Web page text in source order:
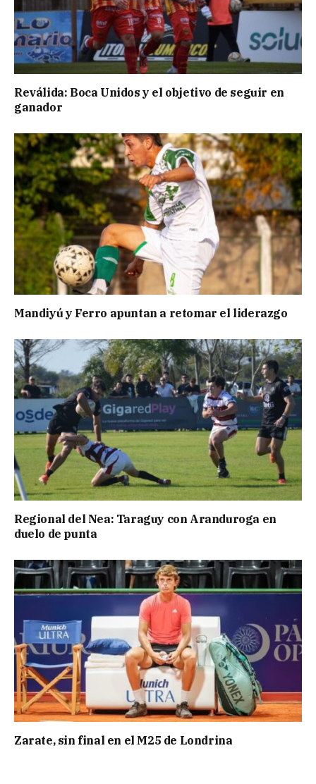
Reválida: Boca Unidos y el objetivo de seguir en
ganador
Mandiyú y Ferro apuntan a retomar el liderazgo
Regional del Nea: Taraguy con Aranduroga en
duelo de punta
Zarate, sin final en el M25 de Londrina